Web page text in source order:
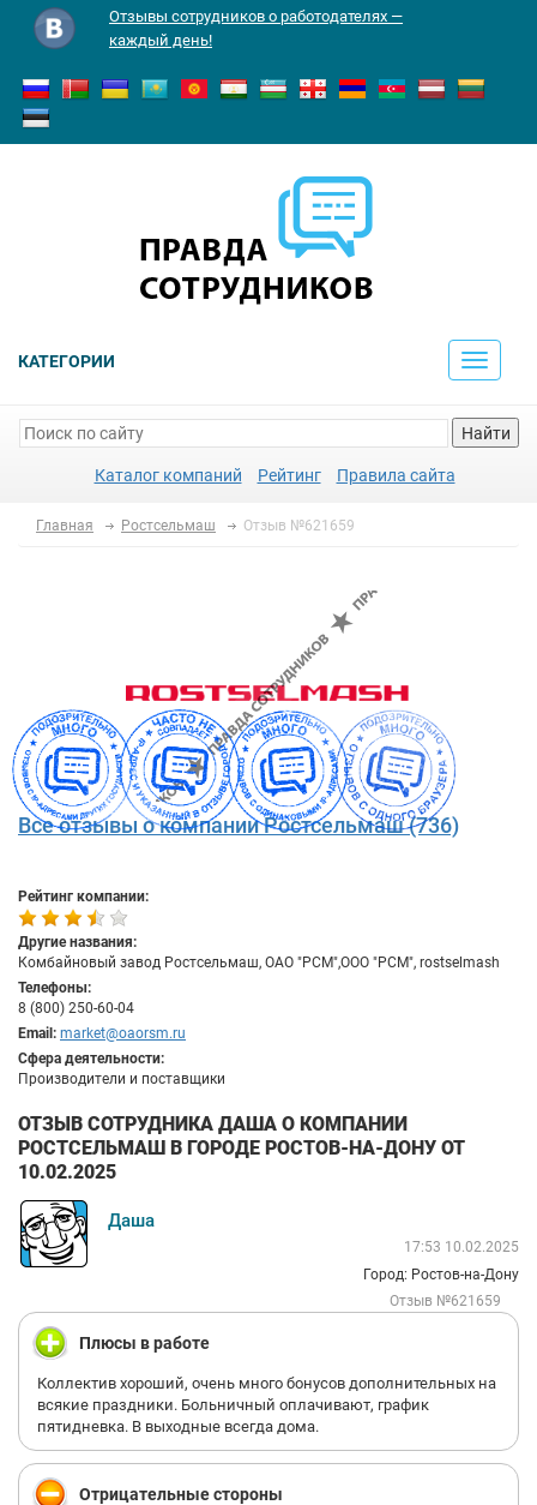
Отзывы сотрудников о работодателях —
каждый день!
КАТЕГОРИИ
Toggle
Найти
Каталог компаний Рейтинг Правила сайта
Главная Ростсельмаш Отзыв №621659
Все отзывы о компании Ростсельмаш (736)
Рейтинг компании:
Другие названия:
Комбайновый завод Ростсельмаш, ОАО "РСМ",ООО "РСМ", rostselmash
Телефоны:
8 (800) 250-60-04
Email: market@oaorsm.ru
Сфера деятельности:
Производители и поставщики
ОТЗЫВ СОТРУДНИКА ДАША О КОМПАНИИ
РОСТСЕЛЬМАШ В ГОРОДЕ РОСТОВ-НА-ДОНУ ОТ
10.02.2025
Даша
17:53 10.02.2025
Город: Ростов-на-Дону
Отзыв №621659
Плюсы в работе
Коллектив хороший, очень много бонусов дополнительных на
всякие праздники. Больничный оплачивают, график
пятидневка. В выходные всегда дома.
Отрицательные стороны